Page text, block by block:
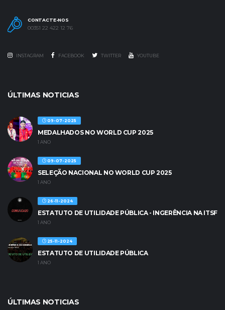
CONTACTE-NOS
00351 22 422 12 76
INSTAGRAM FACEBOOK TWITTER YOUTUBE
ÚLTIMAS NOTICIAS
09-07-2025
MEDALHADOS NO WORLD CUP 2025
1 ANO
09-07-2025
SELEÇÃO NACIONAL NO WORLD CUP 2025
1 ANO
26-11-2024
ESTATUTO DE UTILIDADE PÚBLICA - INGERÊNCIA NA ITSF
1 ANO
25-11-2024
ESTATUTO DE UTILIDADE PÚBLICA
1 ANO
ÚLTIMAS NOTICIAS